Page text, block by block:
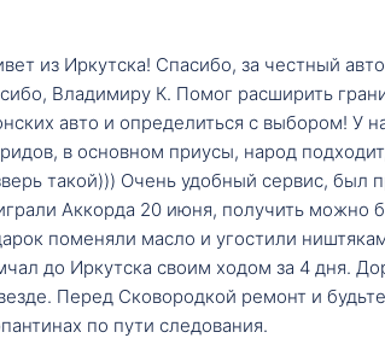
из Иркутска! Спасибо, за честный
Владимиру К. Помог расширить
авто и определиться с выбором! У
в основном приусы, народ
такой))) Очень удобный сервис, был
Аккорда 20 июня, получить можно
поменяли масло и угостили
до Иркутска своим ходом за 4 дня.
Перед Сковородкой ремонт и
по пути следования.